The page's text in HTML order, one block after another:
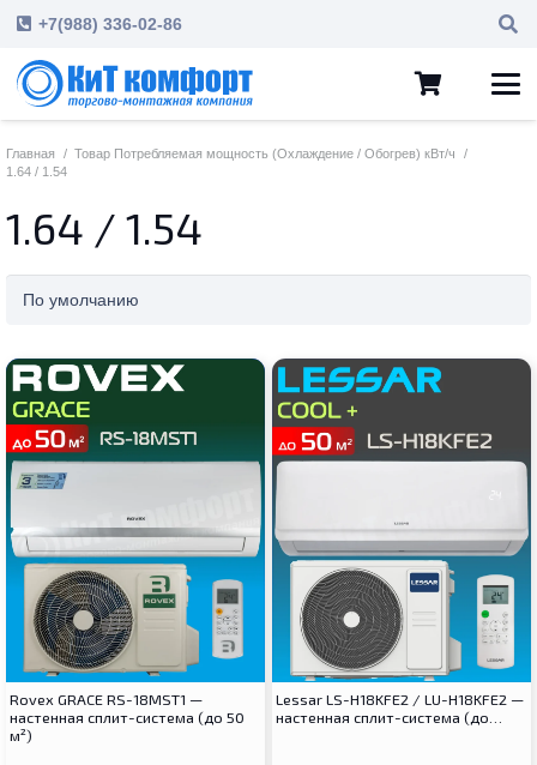
+7(988) 336-02-86
Главная / Товар Потребляемая мощность (Охлаждение / Обогрев) кВт/ч
/
1.64 / 1.54
1.64 / 1.54
Rovex GRACE RS-18MST1 —
настенная сплит-система (до 50
м²)
Lessar LS-H18KFE2 / LU-H18KFE2 —
настенная сплит-система (до…